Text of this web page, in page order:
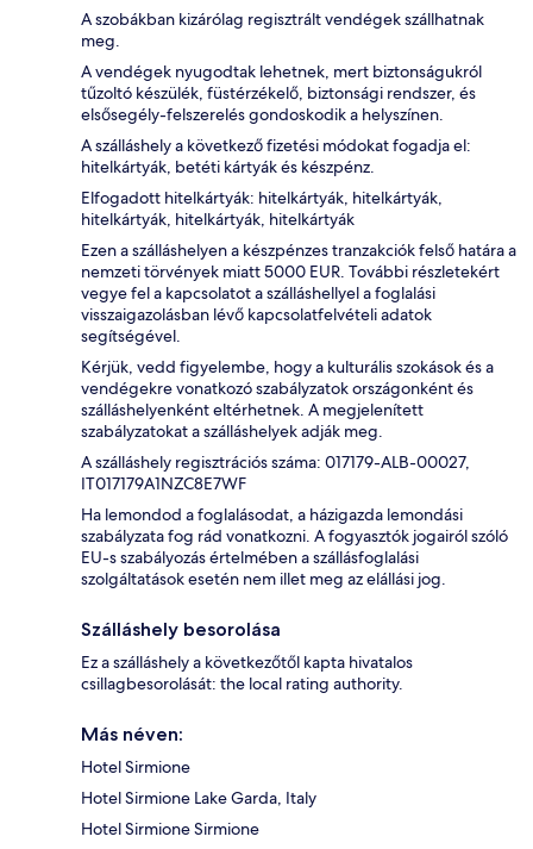
A szobákban kizárólag regisztrált vendégek szállhatnak
meg.
A vendégek nyugodtak lehetnek, mert biztonságukról
tűzoltó készülék, füstérzékelő, biztonsági rendszer, és
elsősegély-felszerelés gondoskodik a helyszínen.
A szálláshely a következő fizetési módokat fogadja el:
hitelkártyák, betéti kártyák és készpénz.
Elfogadott hitelkártyák: hitelkártyák, hitelkártyák,
hitelkártyák, hitelkártyák, hitelkártyák
Ezen a szálláshelyen a készpénzes tranzakciók felső határa a
nemzeti törvények miatt 5000 EUR. További részletekért
vegye fel a kapcsolatot a szálláshellyel a foglalási
visszaigazolásban lévő kapcsolatfelvételi adatok
segítségével.
Kérjük, vedd figyelembe, hogy a kulturális szokások és a
vendégekre vonatkozó szabályzatok országonként és
szálláshelyenként eltérhetnek. A megjelenített
szabályzatokat a szálláshelyek adják meg.
A szálláshely regisztrációs száma: 017179-ALB-00027,
IT017179A1NZC8E7WF
Ha lemondod a foglalásodat, a házigazda lemondási
szabályzata fog rád vonatkozni. A fogyasztók jogairól szóló
EU-s szabályozás értelmében a szállásfoglalási
szolgáltatások esetén nem illet meg az elállási jog.
Szálláshely besorolása
Ez a szálláshely a következőtől kapta hivatalos
csillagbesorolását: the local rating authority.
Más néven:
Hotel Sirmione
Hotel Sirmione Lake Garda, Italy
Hotel Sirmione Sirmione